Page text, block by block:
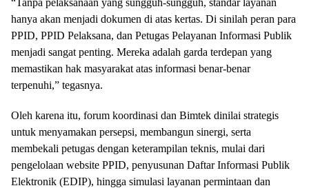
hanya akan menjadi dokumen di atas kertas. Di sinilah peran para
PPID, PPID Pelaksana, dan Petugas Pelayanan Informasi Publik
menjadi sangat penting. Mereka adalah garda terdepan yang
memastikan hak masyarakat atas informasi benar-benar
terpenuhi,” tegasnya.
Oleh karena itu, forum koordinasi dan Bimtek dinilai strategis
untuk menyamakan persepsi, membangun sinergi, serta
membekali petugas dengan keterampilan teknis, mulai dari
pengelolaan website PPID, penyusunan Daftar Informasi Publik
Elektronik (EDIP), hingga simulasi layanan permintaan dan